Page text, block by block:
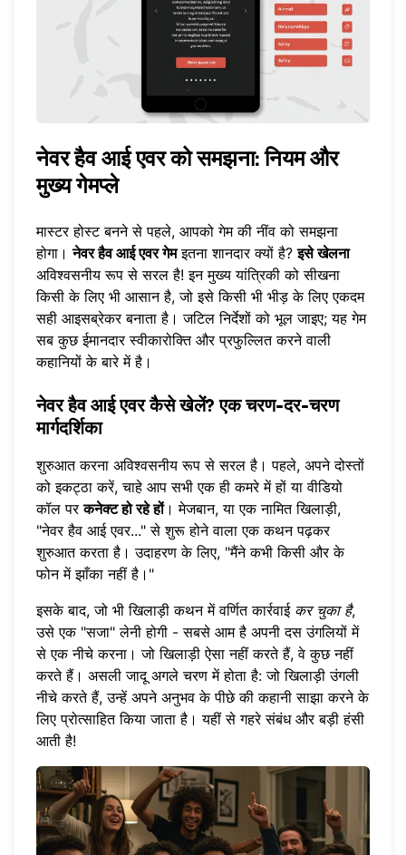
नेवर हैव आई एवर को समझना: नियम और
मुख्य गेमप्ले
मास्टर होस्ट बनने से पहले, आपको गेम की नींव को समझना
होगा।नेवर हैव आई एवर गेमइतना शानदार क्यों है?इसे खेलना
अविश्वसनीय रूप से सरल है! इन मुख्य यांत्रिकी को सीखना
किसी के लिए भी आसान है, जो इसे किसी भी भीड़ के लिए एकदम
सही आइसब्रेकर बनाता है। जटिल निर्देशों को भूल जाइए; यह गेम
सब कुछ ईमानदार स्वीकारोक्ति और प्रफुल्लित करने वाली
कहानियों के बारे में है।
नेवर हैव आई एवर कैसे खेलें? एक चरण-दर-चरण
मार्गदर्शिका
शुरुआत करना अविश्वसनीय रूप से सरल है। पहले, अपने दोस्तों
को इकट्ठा करें, चाहे आप सभी एक ही कमरे में हों या वीडियो
कॉल परकनेक्ट हो रहे हों। मेजबान, या एक नामित खिलाड़ी,
"नेवर हैव आई एवर..." से शुरू होने वाला एक कथन पढ़कर
शुरुआत करता है। उदाहरण के लिए, "मैंने कभी किसी और के
फोन में झाँका नहीं है।"
इसके बाद, जो भी खिलाड़ी कथन में वर्णित कार्रवाई कर चुका है,
उसे एक "सजा" लेनी होगी - सबसे आम है अपनी दस उंगलियों में
से एक नीचे करना। जो खिलाड़ी ऐसा नहीं करते हैं, वे कुछ नहीं
करते हैं। असली जादू अगले चरण में होता है: जो खिलाड़ी उंगली
नीचे करते हैं, उन्हें अपने अनुभव के पीछे की कहानी साझा करने के
लिए प्रोत्साहित किया जाता है। यहीं से गहरे संबंध और बड़ी हंसी
आती है!